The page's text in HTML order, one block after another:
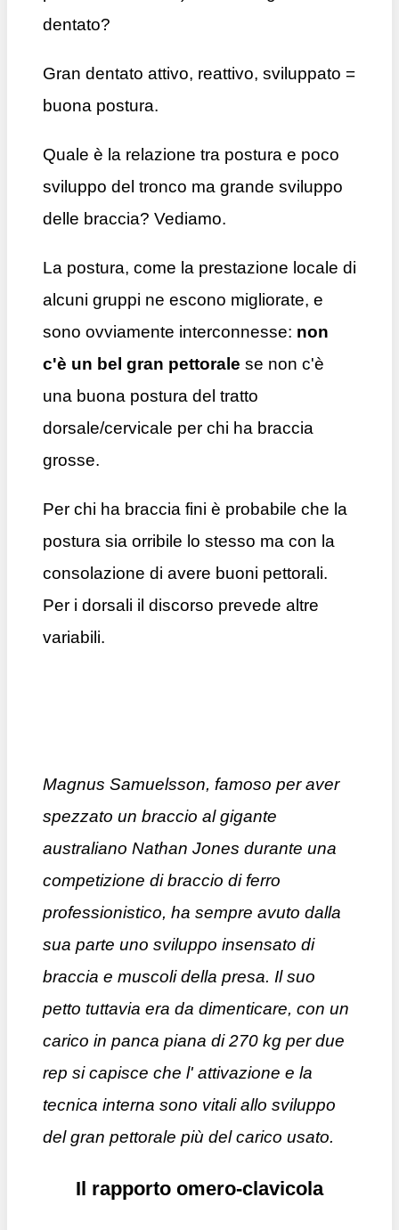
dentato?
Gran dentato attivo, reattivo, sviluppato =
buona postura.
Quale è la relazione tra postura e poco
sviluppo del tronco ma grande sviluppo
delle braccia? Vediamo.
La postura, come la prestazione locale di
alcuni gruppi ne escono migliorate, e
sono ovviamente interconnesse: non
c'è un bel gran pettorale se non c'è
una buona postura del tratto
dorsale/cervicale per chi ha braccia
grosse.
Per chi ha braccia fini è probabile che la
postura sia orribile lo stesso ma con la
consolazione di avere buoni pettorali.
Per i dorsali il discorso prevede altre
variabili.
Magnus Samuelsson, famoso per aver
spezzato un braccio al gigante
australiano Nathan Jones durante una
competizione di braccio di ferro
professionistico, ha sempre avuto dalla
sua parte uno sviluppo insensato di
braccia e muscoli della presa. Il suo
petto tuttavia era da dimenticare, con un
carico in panca piana di 270 kg per due
rep si capisce che l' attivazione e la
tecnica interna sono vitali allo sviluppo
del gran pettorale più del carico usato.
Il rapporto omero-clavicola